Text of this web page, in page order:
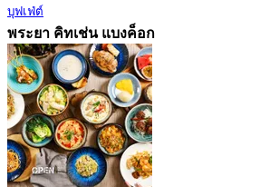
บุฟเฟ่ต์
พระยา คิทเช่น แบงค็อก
แมริออท เดอะ สุรวงศ์
4.7
5.6K การจอง
จาก฿ 498